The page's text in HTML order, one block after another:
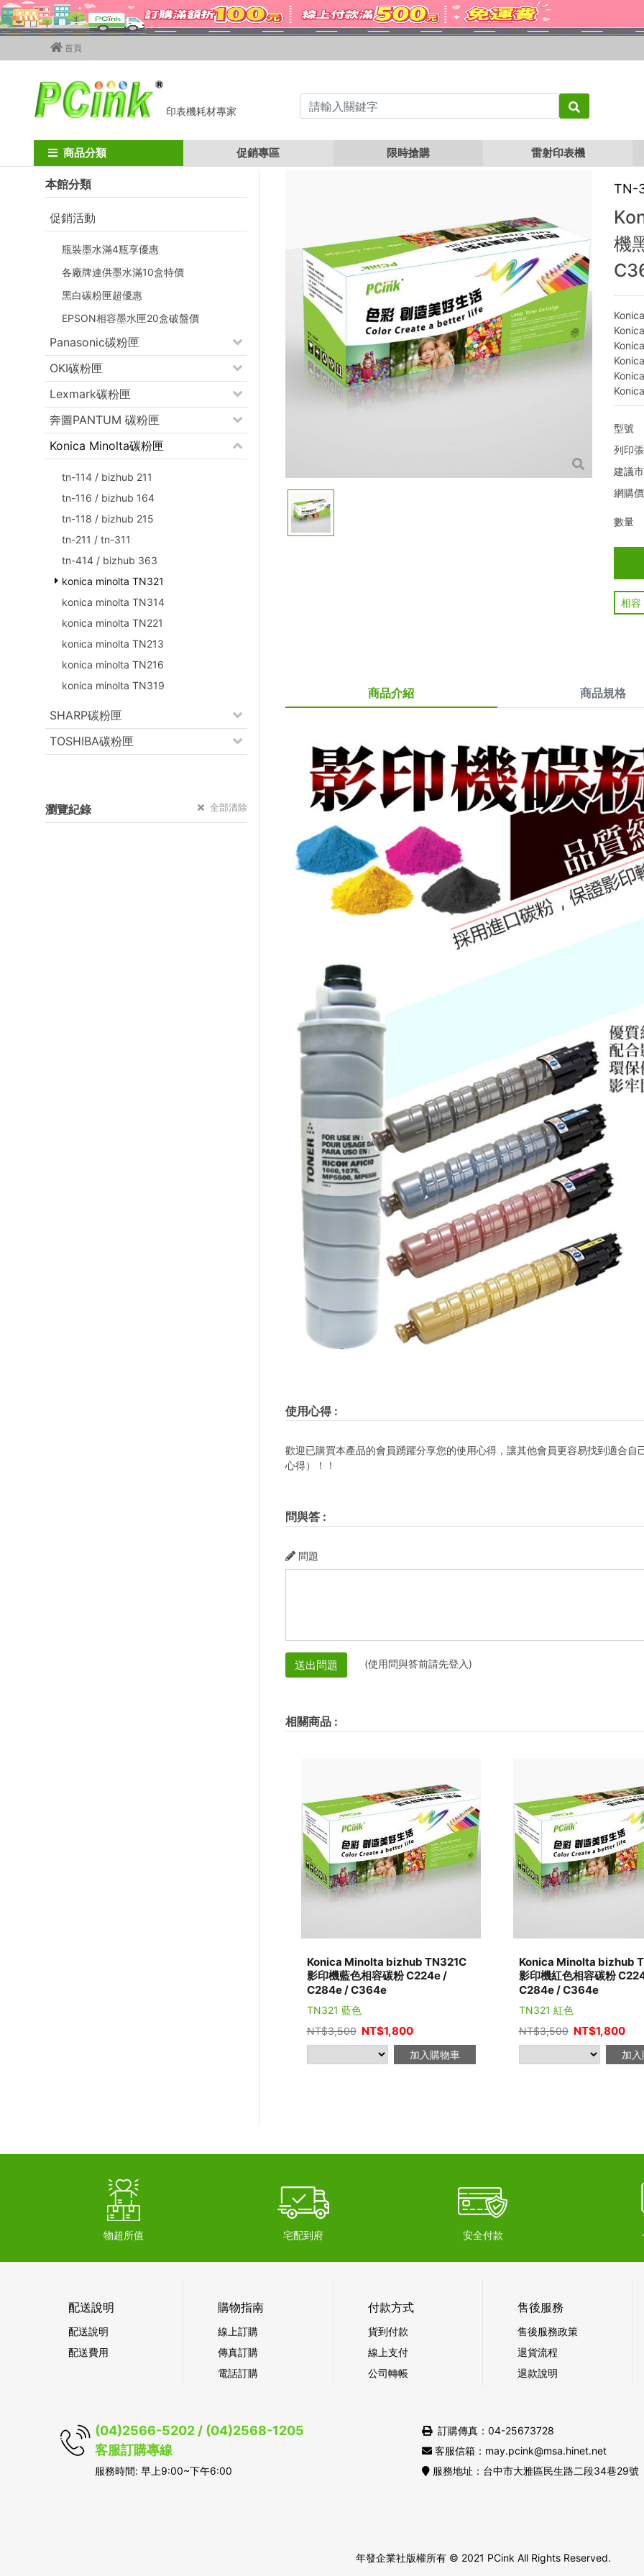
首頁
印表機耗材專家
商品分類 促銷專區 限時搶購 雷射印表機
Home 其他廠牌碳粉匣 Konica Minolta碳粉匣 konica minolta TN321 Konica Minolta bizhub TN321K 影印機黑色相容碳粉 C224e / C284e /
本館分類
促銷活動
瓶裝墨水滿4瓶享優惠
各廠牌連供墨水滿10盒特價
黑白碳粉匣超優惠
EPSON相容墨水匣20盒破盤價
Panasonic碳粉匣
OKI碳粉匣
Lexmark碳粉匣
奔圖PANTUM 碳粉匣
Konica Minolta碳粉匣
tn-114 / bizhub 211
tn-116 / bizhub 164
tn-118 / bizhub 215
tn-211 / tn-311
tn-414 / bizhub 363
konica minolta TN321
konica minolta TN314
konica minolta TN221
konica minolta TN213
konica minolta TN216
konica minolta TN319
SHARP碳粉匣
TOSHIBA碳粉匣
瀏覽紀錄 全部清除
TN-
機
型號
列印
建議
網購價
數量
相容
商品介紹 商品規格
使用心得:
歡迎已購買本產品的會員踴躍分享您的使用心得，讓其他會員更容易找到適合
心得）！！
問與答:
問題
送出問題 (使用問與答前請先登入)
相關商品:
Konica Minolta bizhub TN321C
影印機藍色相容碳粉 C224e /
C284e / C364e
TN321 藍色
NT$3,500 NT$1,800
加入購物車
Konica Minolta bizhub
影印機紅色相容碳粉
C284e / C364e
TN321 紅色
NT$3,500 NT$1,800
加
物超所值 宅配到府 安全付款
配送說明
配送說明
配送費用
購物指南
線上訂購
傳真訂購
電話訂購
付款方式
貨到付款
線上支付
公司轉帳
售後服務
售後服務政策
退貨流程
退款說明
(04)2566-5202 / (04)2568-1205
客服訂購專線
服務時間: 早上9:00~下午6:00
訂購傳真：04-25673728
客服信箱：may.pcink@msa.hinet.net
服務地址：台中市大雅區民生路二段34巷29號
年發企業社版權所有 © 2021 PCink All Rights Reserved.